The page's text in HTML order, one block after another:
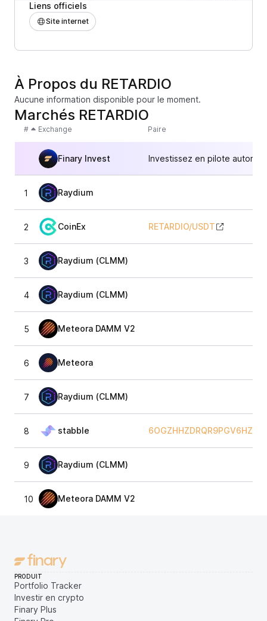
Liens officiels
Site internet
À Propos du RETARDIO
Aucune information disponible pour le moment.
Marchés RETARDIO
# Exchange Paire
Finary Invest Investissez en pilote
1 Raydium
2 CoinEx RETARDIO/USDT
3 Raydium (CLMM)
4 Raydium (CLMM)
5 Meteora DAMM V2
6 Meteora
7 Raydium (CLMM)
8 stabble
9 Raydium (CLMM)
10 Meteora DAMM V2
PRODUIT
Portfolio Tracker
Investir en crypto
Finary Plus